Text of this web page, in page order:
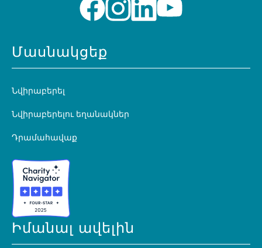
Մասնակցեք
Նվիրաբերել
Նվիրաբերելու եղանակներ
Դրամահավաք
Իմանալ ավելին